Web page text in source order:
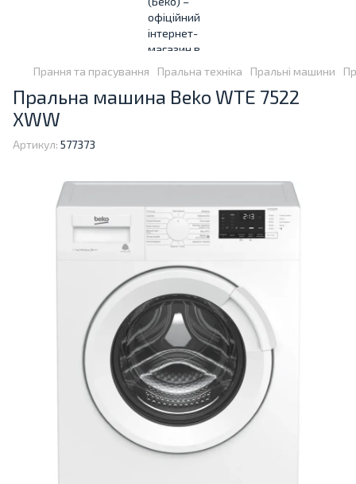
Прання та прасування Пральна техніка Пральні машини
Пральна машина Beko WTE 7522
XWW
Артикул: 577373